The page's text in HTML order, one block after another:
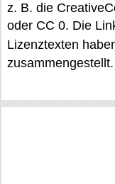
z. B. die
oder CC 0. Die
Lizenztexten
zusammengestellt.